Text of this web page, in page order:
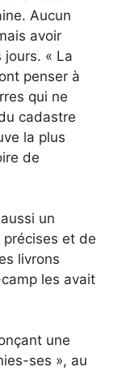
Aucun
avoir
jours. « La
penser à
qui ne
cadastre
la plus
de
un
et de
livrons
les avait
une
ses », au